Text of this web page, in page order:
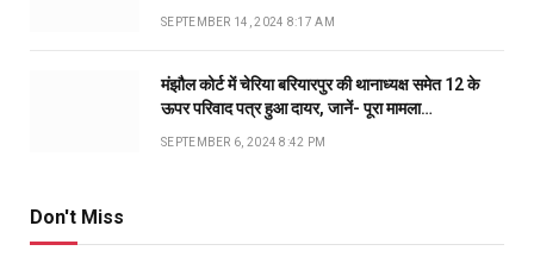
SEPTEMBER 14, 2024 8:17 AM
मंझौल कोर्ट में चेरिया बरियारपुर की थानाध्यक्ष समेत 12 के
ऊपर परिवाद पत्र हुआ दायर, जानें- पूरा मामला…
SEPTEMBER 6, 2024 8:42 PM
Don't Miss